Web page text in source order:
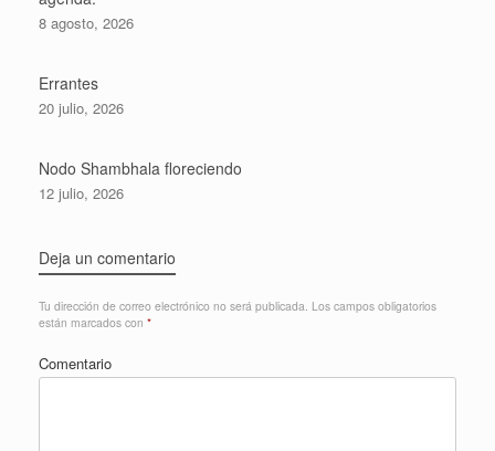
8 agosto, 2026
Errantes
20 julio, 2026
Nodo Shambhala floreciendo
12 julio, 2026
Deja un comentario
Tu dirección de correo electrónico no será publicada. Los campos obligatorios
están marcados con *
Comentario